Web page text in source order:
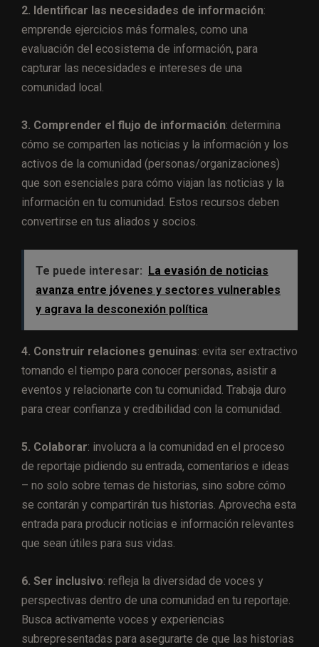
2. Identificar las necesidades de información:
emprende ejercicios más formales, como una
evaluación del ecosistema de información, para
capturar las necesidades e intereses de una
comunidad local.
3. Comprender el flujo de información: determina
cómo se comparten las noticias y la información y los
activos de la comunidad (personas/organizaciones)
que son esenciales para cómo viajan las noticias y la
información en tu comunidad. Estos recursos deben
convertirse en tus aliados y socios.
Te puede interesar:
La evasión de noticias
avanza entre jóvenes y sectores vulnerables
y agrava la desconexión política
4. Construir relaciones genuinas: evita ser extractivo
tomando el tiempo para conocer personas, asistir a
eventos y relacionarte con tu comunidad. Trabaja duro
para crear confianza y credibilidad con la comunidad.
5. Colaborar: involucra a la comunidad en el proceso
de reportaje pidiendo su entrada, comentarios e ideas
– no solo sobre temas de historias, sino sobre cómo
se contarán y compartirán tus historias. Aprovecha esta
entrada para producir noticias e información relevantes
que sean útiles para sus vidas.
6. Ser inclusivo: refleja la diversidad de voces y
perspectivas dentro de una comunidad en tu reportaje.
Busca activamente voces y experiencias
subrepresentadas para asegurarte de que las historias